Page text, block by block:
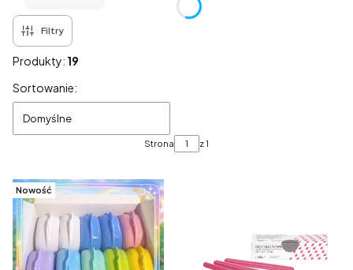
Filtry
Produkty: 19
Lista produktów
Sortowanie:
Domyślne
Strona z 1
Nowość